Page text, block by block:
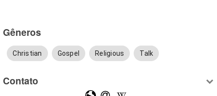
Gêneros
Christian Gospel Religious Talk
Contato